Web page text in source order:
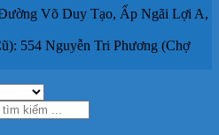
Võ Duy Tạo, Ấp Ngãi Lợi A,
554 Nguyễn Tri Phương (Chợ